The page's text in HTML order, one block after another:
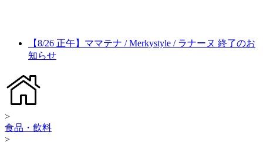
【8/26 正午】ママテナ / Merkystyle / ラナーヌ 終了のお
知らせ
>
食品・飲料
>